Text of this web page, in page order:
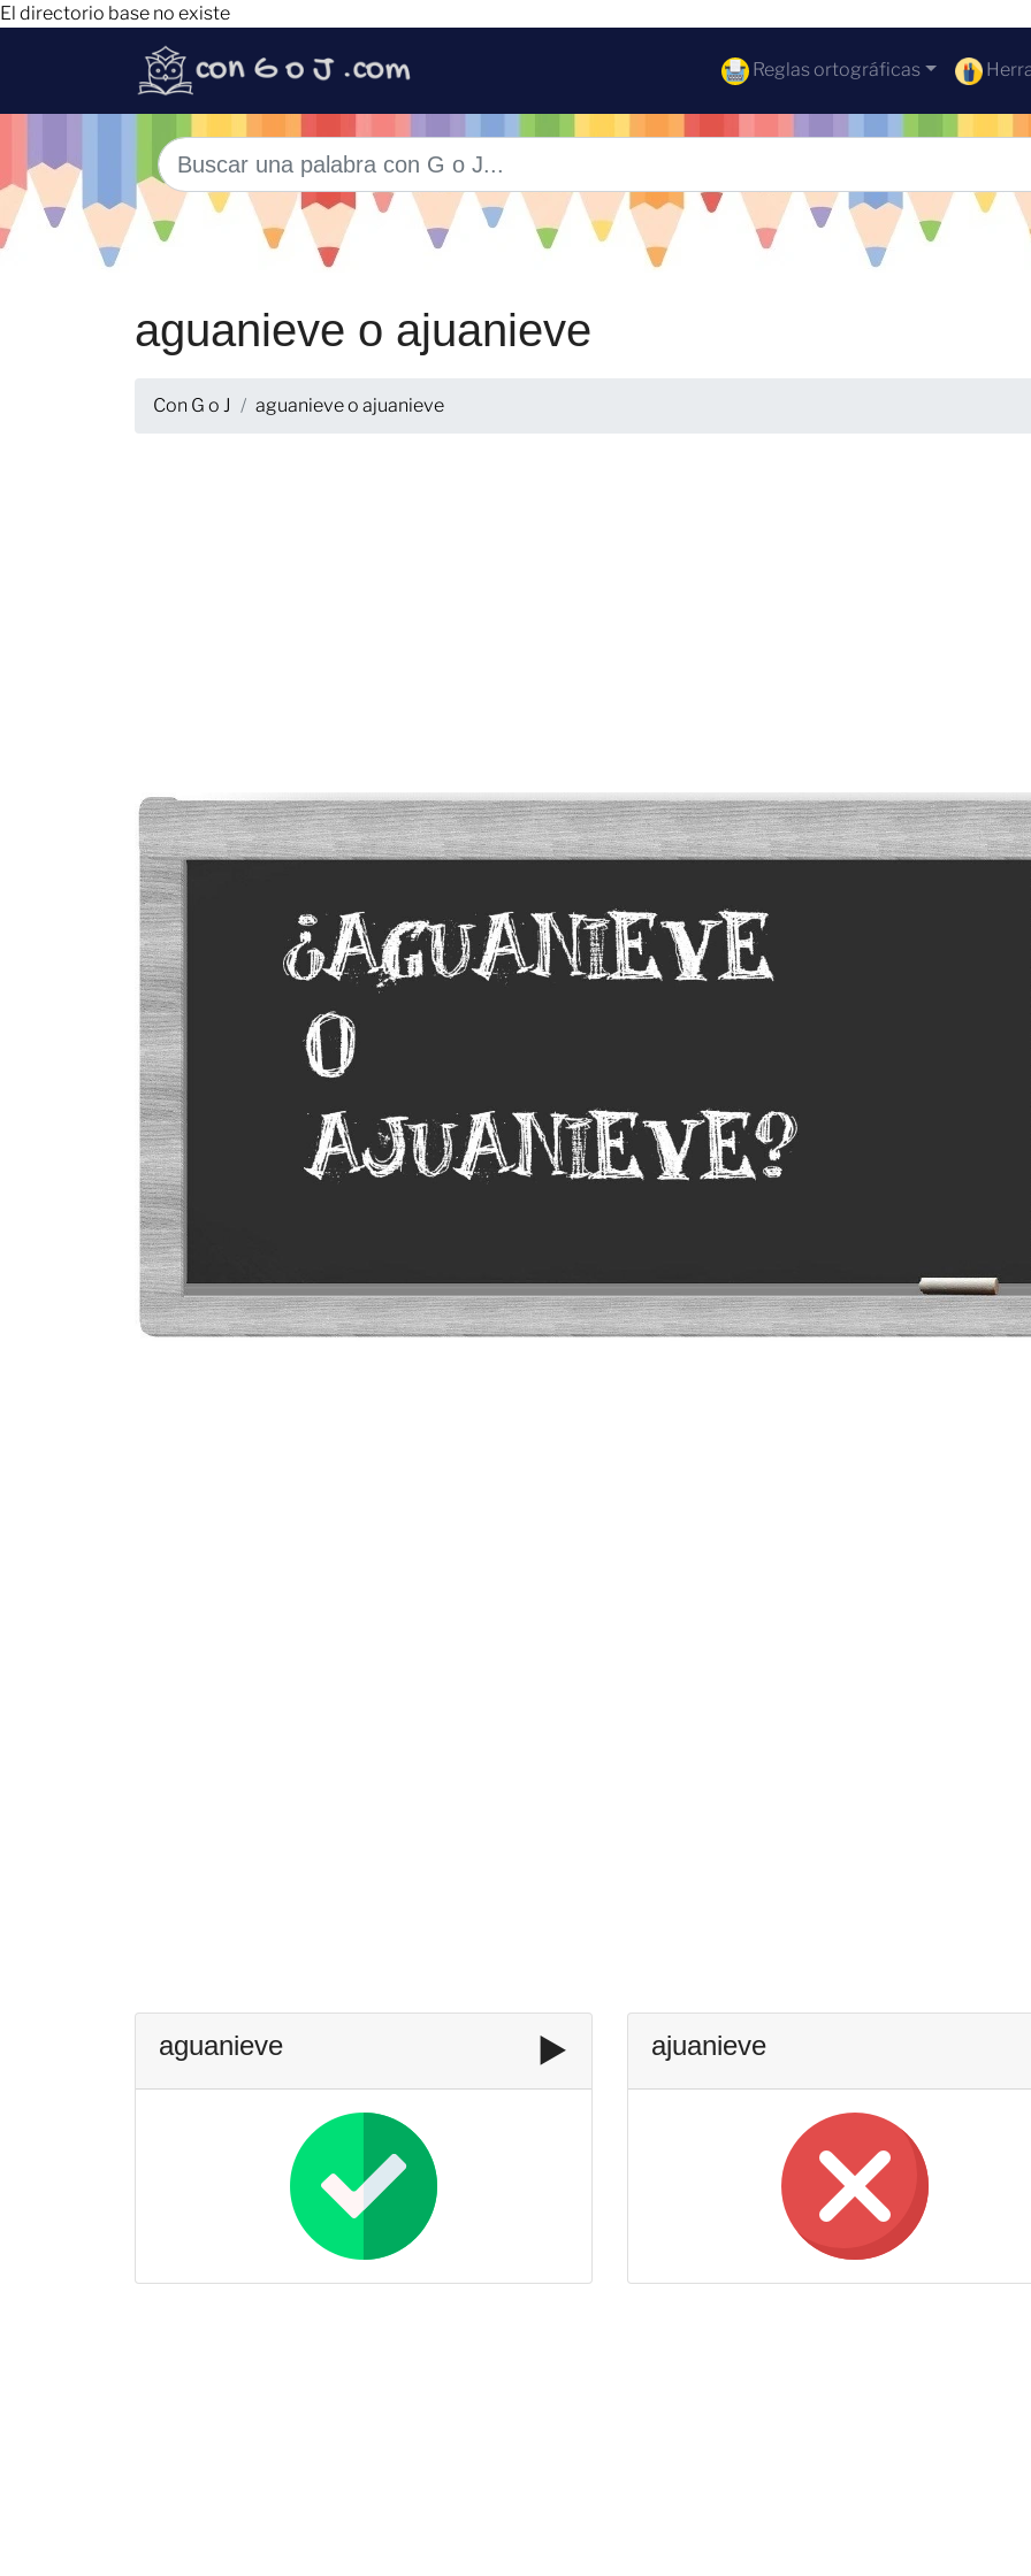
El directorio base no existe
Reglas ortográficas
aguanieve o ajuanieve
Con G o J aguanieve o ajuanieve
aguanieve ▶️ ajuanieve